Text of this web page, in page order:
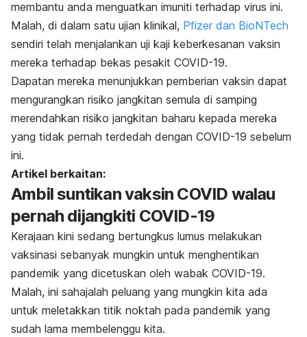
membantu anda menguatkan imuniti terhadap virus ini.
Malah, di dalam satu ujian klinikal, Pfizer dan BioNTech
sendiri telah menjalankan uji kaji keberkesanan vaksin
mereka terhadap bekas pesakit COVID-19.
Dapatan mereka menunjukkan pemberian vaksin dapat
mengurangkan risiko jangkitan semula di samping
merendahkan risiko jangkitan baharu kepada mereka
yang tidak pernah terdedah dengan COVID-19 sebelum
ini.
Artikel berkaitan:
Ambil suntikan vaksin COVID walau
pernah dijangkiti COVID-19
Kerajaan kini sedang bertungkus lumus melakukan
vaksinasi sebanyak mungkin untuk menghentikan
pandemik yang dicetuskan oleh wabak COVID-19.
Malah, ini sahajalah peluang yang mungkin kita ada
untuk meletakkan titik noktah pada pandemik yang
sudah lama membelenggu kita.